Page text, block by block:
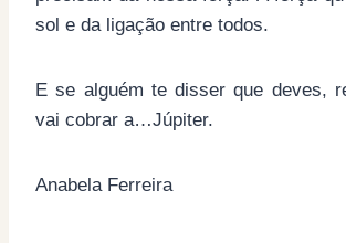
sol e da ligação entre todos.
E se alguém te disser que deves,
vai cobrar a…Júpiter.
Anabela Ferreira